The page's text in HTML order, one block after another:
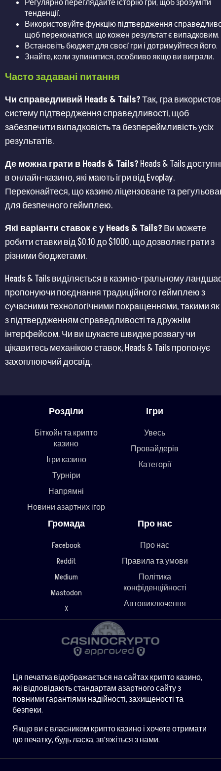
Регулярно переглядайте історію гри, щоб зрозуміти
тенденції.
Використовуйте функцію підтвердження
щоб переконатися, що кожен результат є випадковим.
Встановіть бюджет для своєї гри і дотримуйтеся його.
Знайте, коли зупинитися, особливо якщо ви виграли.
Часто задавані питання
Чи справедливий Heads & Tails?Так, гра
систему підтвердження справедливості, щоб
забезпечити випадковість та безпереймливість усіх
результатів​​.
Де можна грати в Heads & Tails? Heads & Tails
в онлайн-казино, які мають ігри від Evoplay.
Переконайтеся, що казино ліцензоване та
для безпечного геймплею​​.
Які варіанти ставок є у Heads & Tails? Ви можете
робити ставки від $0.10 до $1000, що дозволяє грати з
різними бюджетами​​.
Heads & Tails виділяється в казино-гральному
пропонуючи поєднання традиційного геймплею з
сучасними технологічними покращеннями, такими як
з підтвердженням справедливості та дружнім
інтерфейсом. Чи ви шукаєте швидке розвагу чи
цікавитесь механікою ставок, Heads & Tails пропонує
захоплюючий досвід.
Розділи
Біткойн та крипто
казино
Ігри казино
Турніри
Напрямні
Новини азартних ігор
Ігри
Увесь
Провайдерів
Категорії
Громада
Facebook
Reddit
Medium
Mastodon
X
Про нас
Про нас
Правила та умови
Політика
конфіденційності
Автовиключення
Ця печатка відображається на сайтах крипто казино,
які відповідають стандартам азартного сайту з
повними гарантіями надійності, захищеності та
безпеки.
Якщо ви є власником крипто казино і хочете отримати
цю печатку, будь ласка, зв'яжіться з нами.